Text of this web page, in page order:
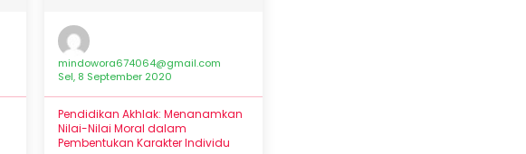
mindowora674064@gmail.com
Sel, 8 September 2020
Pendidikan Akhlak: Menanamkan
Nilai-Nilai Moral dalam
Pembentukan Karakter Individu